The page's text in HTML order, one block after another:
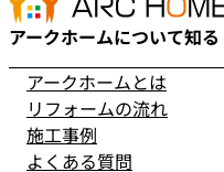
アークホームについて知る
アークホームとは
リフォームの流れ
施工事例
よくある質問